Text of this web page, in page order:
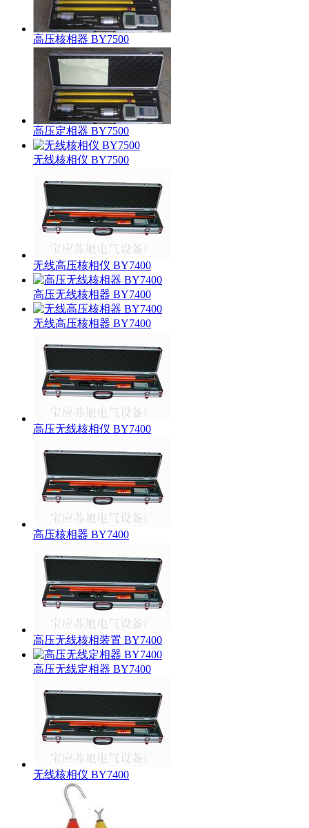
高压核相器 BY7500
高压定相器 BY7500
无线核相仪 BY7500
无线高压核相仪 BY7400
高压无线核相器 BY7400
无线高压核相器 BY7400
高压无线核相仪 BY7400
高压核相器 BY7400
高压无线核相装置 BY7400
高压无线定相器 BY7400
无线核相仪 BY7400